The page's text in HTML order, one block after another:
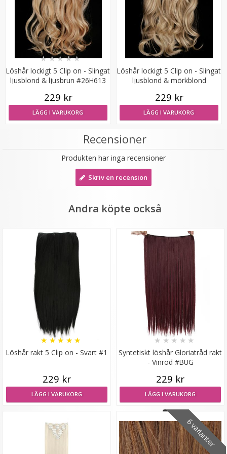
Syntetiskt löshår Gloriatråd rakt - Ljusblond #613
★★★★★
199 kr
LÄGG I VARUKORG
Syntetiskt löshår Gloriatråd rakt - Mörkbrun #8A
★★ ★★★
Löshår lockigt 5 Clip on - Slingat
ljusblond & ljusbrun #26H613
★★★★★
229 kr
LÄGG I VARUKORG
Löshår lockigt 5 Clip on - Slingat
ljusblond & mörkblond
229 kr
LÄGG I VARUKORG
Recensioner
Produkten har inga recensioner
Skriv en recension
Andra köpte också
Löshår rakt 5 Clip on - Svart #1
★ ★ ★ ★ ★
229 kr
LÄGG I VARUKORG
Syntetiskt löshår Gloriatråd rakt
- Vinröd #BUG
★ ★ ★ ★ ★
229 kr
LÄGG I VARUKORG
6 varianter